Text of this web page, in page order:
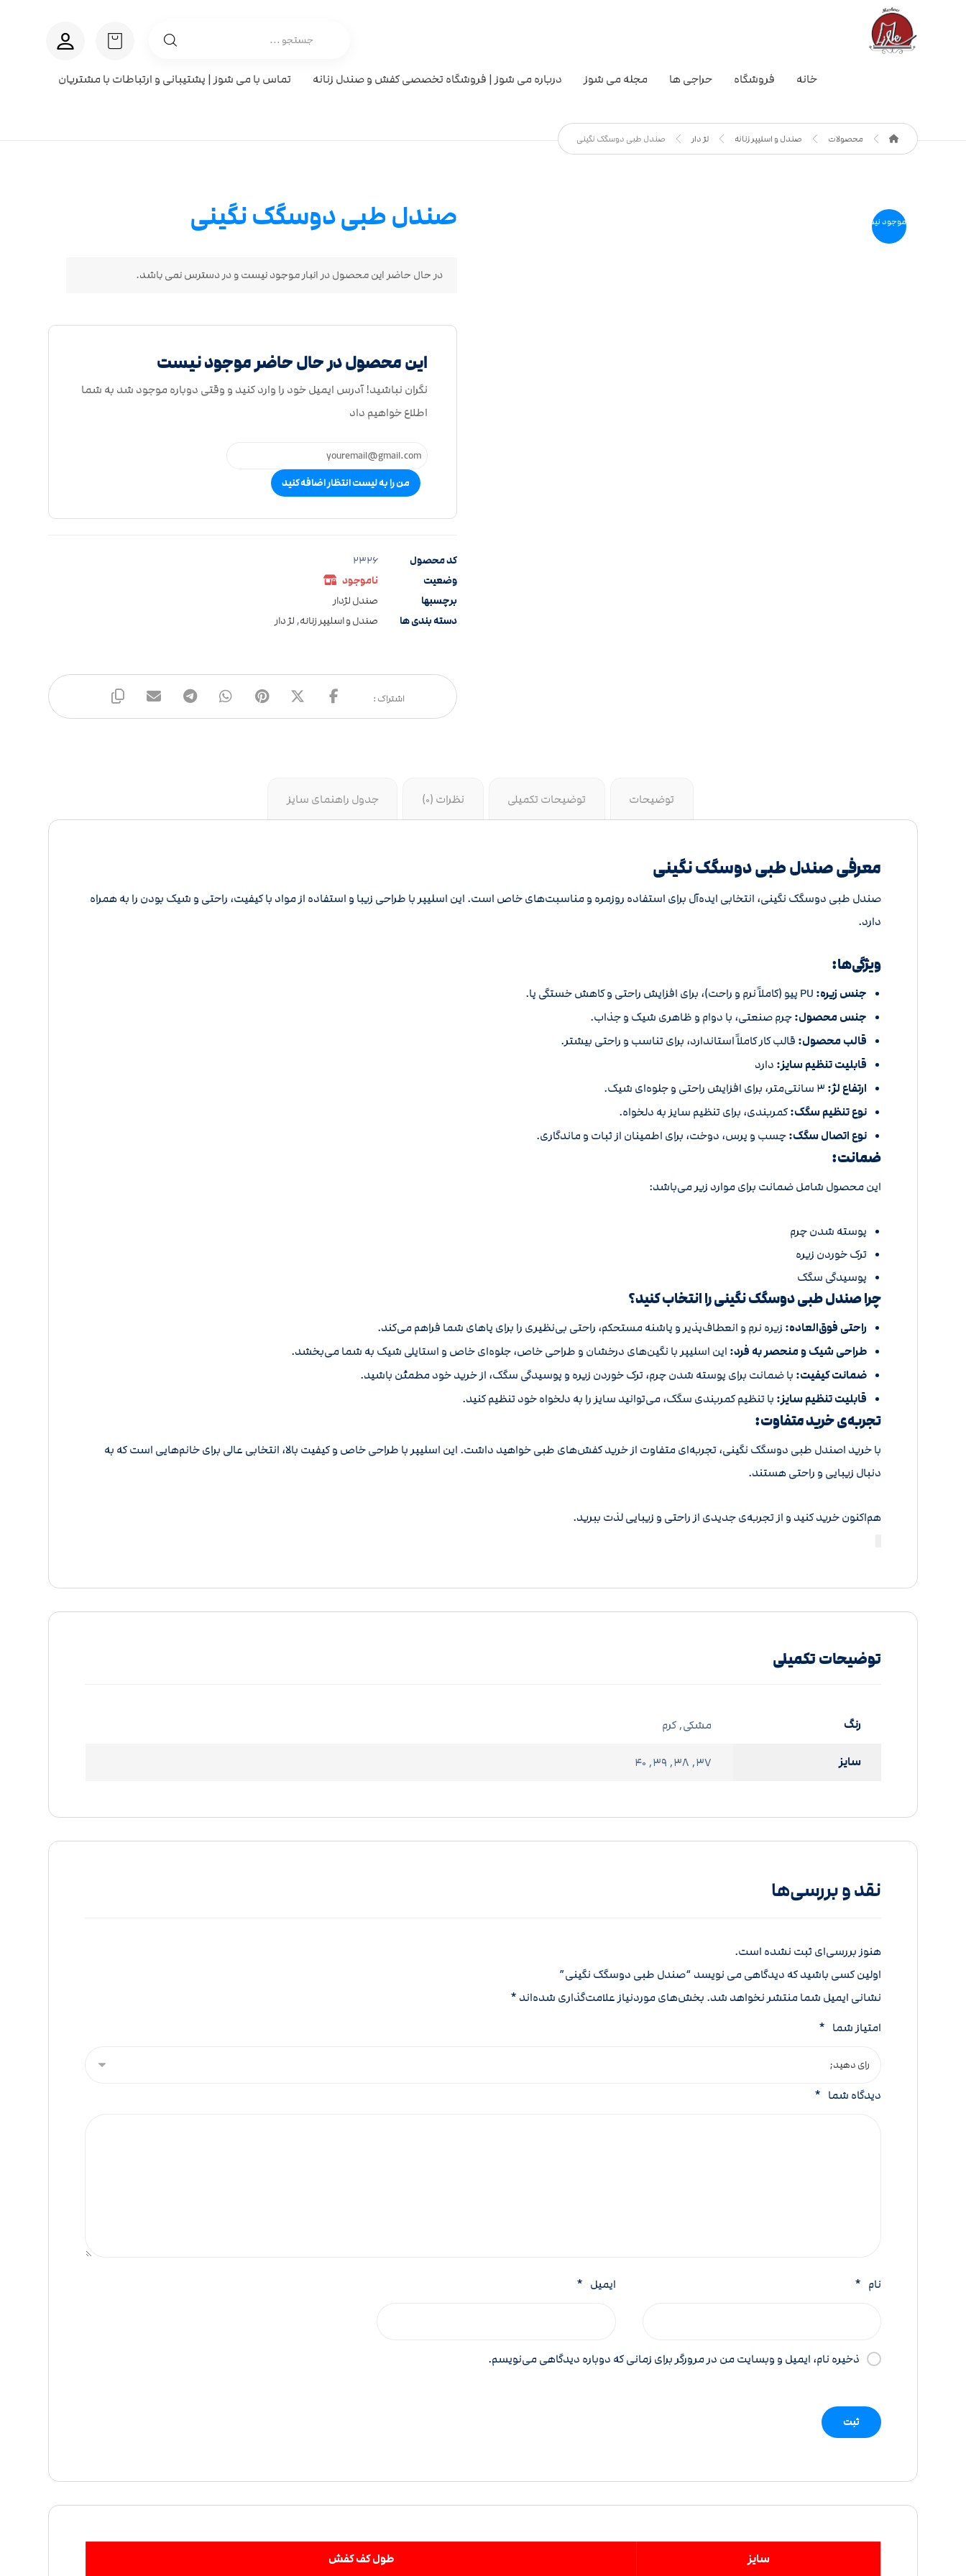
خانه فروشگاه حراجی ها مجله می شوز درباره می شوز | فروشگاه تخصصی کفش و صندل زنانه تماس با می شوز | پشتیبانی و ارتباطات با مشتریان
محصولات صندل و اسلیپر زنانه لژ دار صندل طبی دوسگک نگینی
موجود نیست صندل طبی دوسگک نگینی
در حال حاضر این محصول در انبار موجود نیست و در دسترس نمی باشد.
این محصول در حال حاضر موجود نیست
نگران نباشید! آدرس ایمیل خود را وارد کنید و وقتی دوباره موجود شد به شما
اطلاع خواهیم داد
من را به لیست انتظار اضافه کنید
کد محصول 2326
وضعیت
ناموجود
برچسبها
صندل لژدار
دسته بندی ها صندل و اسلیپر زنانه, لژ دار
توضیحات توضیحات تکمیلی نظرات (0) جدول راهنمای سایز
معرفی صندل طبی دوسگک نگینی
صندل طبی دوسگک نگینی، انتخابی ایده‌آل برای استفاده روزمره و مناسبت‌های خاص است. این اسلیپر با طراحی زیبا و استفاده از مواد با کیفیت، راحتی و شیک بودن را به همراه
دارد.
ویژگی‌ها:
جنس زیره:
جنس محصول:چرم صنعتی، با دوام و ظاهری شیک و جذاب.
قالب محصول: قالب کار کاملاً استاندارد، برای تناسب و راحتی بیشتر.
قابلیت تنظیم سایز: دارد
ارتفاع لژ:
نوع تنظیم سگک:کمربندی، برای تنظیم سایز به دلخواه.
نوع اتصال سگک:چسب و پرس، دوخت، برای اطمینان از ثبات و ماندگاری.
ضمانت:
این محصول شامل ضمانت برای موارد زیر می‌باشد:
پوسته شدن چرم
ترک خوردن زیره
پوسیدگی سگک
چرا صندل طبی دوسگک نگینی را انتخاب کنید؟
راحتی فوق‌العاده: زیره نرم و انعطاف‌پذیر و پاشنه مستحکم، راحتی بی‌نظیری را برای پاهای شما فراهم می‌کند.
طراحی شیک و منحصر به فرد: این اسلیپر با نگین‌های درخشان و طراحی خاص، جلوه‌ای خاص و استایلی شیک به شما می‌بخشد.
ضمانت کیفیت: با ضمانت برای پوسته شدن چرم، ترک خوردن زیره و پوسیدگی سگک، از خرید خود مطمئن باشید.
قابلیت تنظیم سایز: با تنظیم کمربندی سگک، می‌توانید سایز را به دلخواه خود تنظیم کنید.
تجربه‌ی خرید متفاوت:
با خرید اصندل طبی دوسگک نگینی، تجربه‌ای متفاوت از خرید کفش‌های طبی خواهید داشت. این اسلیپر با طراحی خاص و کیفیت بالا، انتخابی عالی برای خانم‌هایی است که به
دنبال زیبایی و راحتی هستند.
هم‌اکنون خرید کنید و از تجربه‌ی جدیدی از راحتی و زیبایی لذت ببرید.
توضیحات تکمیلی
رنگ مشکی, کرم
سایز 37, 38, 39, 40
نقد و بررسی‌ها
هنوز بررسی‌ای ثبت نشده است.
اولین کسی باشید که دیدگاهی می نویسد “صندل طبی دوسگک نگینی”
نشانی ایمیل شما منتشر نخواهد شد. بخش‌های موردنیاز علامت‌گذاری شده‌اند *
امتیاز شما *
دیدگاه شما *
نام * ایمیل *
ذخیره نام، ایمیل و وبسایت من در مرورگر برای زمانی که دوباره دیدگاهی می‌نویسم.
سایز طول کف کفش